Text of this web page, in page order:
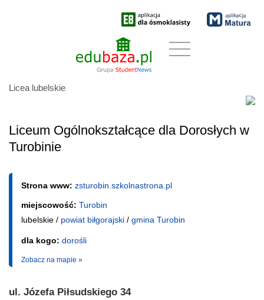
Licea lubelskie
Liceum Ogólnokształcące dla Dorosłych w
Turobinie
Strona www: zsturobin.szkolnastrona.pl
miejscowość: Turobin
lubelskie / powiat biłgorajski / gmina Turobin
dla kogo: dorośli
Zobacz na mapie »
ul. Józefa Piłsudskiego 34